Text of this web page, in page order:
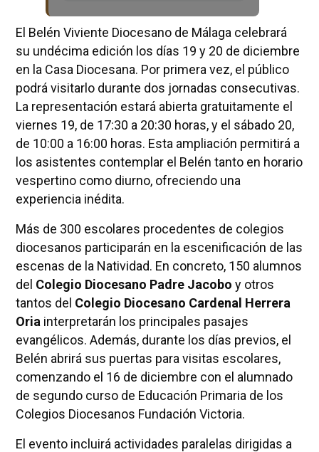
El Belén Viviente Diocesano de Málaga celebrará
su undécima edición los días 19 y 20 de diciembre
en la Casa Diocesana. Por primera vez, el público
podrá visitarlo durante dos jornadas consecutivas.
La representación estará abierta gratuitamente el
viernes 19, de 17:30 a 20:30 horas, y el sábado 20,
de 10:00 a 16:00 horas. Esta ampliación permitirá a
los asistentes contemplar el Belén tanto en horario
vespertino como diurno, ofreciendo una
experiencia inédita.
Más de 300 escolares procedentes de colegios
diocesanos participarán en la escenificación de las
escenas de la Natividad. En concreto, 150 alumnos
del Colegio Diocesano Padre Jacobo y otros
tantos del Colegio Diocesano Cardenal Herrera
Oria interpretarán los principales pasajes
evangélicos. Además, durante los días previos, el
Belén abrirá sus puertas para visitas escolares,
comenzando el 16 de diciembre con el alumnado
de segundo curso de Educación Primaria de los
Colegios Diocesanos Fundación Victoria.
El evento incluirá actividades paralelas dirigidas a